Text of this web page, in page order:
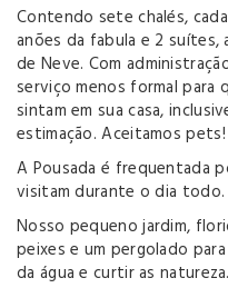
Contendo sete chalés,
anões da fabula e 2 suítes,
de Neve. Com
serviço menos formal para
sintam em sua casa,
estimação. Aceitamos pets!
A Pousada é frequentada
visitam durante o dia todo.
Nosso pequeno jardim,
peixes e um pergolado
da água e curtir as natureza.